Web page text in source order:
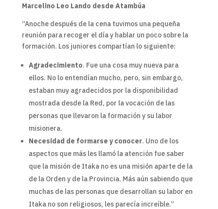
Marcelino Leo Lando desde Atambúa
“Anoche después de la cena tuvimos una pequeña
reunión para recoger el día y hablar un poco sobre la
formación. Los juniores compartían lo siguiente:
Agradecimiento. Fue una cosa muy nueva para
ellos. No lo entendían mucho, pero, sin embargo,
estaban muy agradecidos por la disponibilidad
mostrada desde la Red, por la vocación de las
personas que llevaron la formación y su labor
misionera.
Necesidad de formarse y conocer. Uno de los
aspectos que más les llamó la atención fue saber
que la misión de Itaka no es una misión aparte de la
de la Orden y de la Provincia. Más aún sabiendo que
muchas de las personas que desarrollan su labor en
Itaka no son religiosos, les parecía increíble.”